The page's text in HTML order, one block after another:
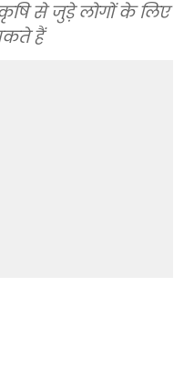
से जुड़े लोगों के लिए
हैं